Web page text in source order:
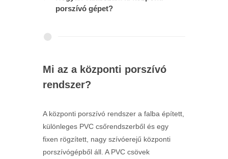
porszívó gépet?
Mi az a központi porszívó
rendszer?
A központi porszívó rendszer a falba épített,
különleges PVC csőrendszerből és egy
fixen rögzített, nagy szívóerejű központi
porszívógépből áll. A PVC csövek